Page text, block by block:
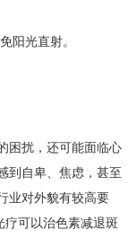
阳光直射。
困扰，还可能面临心
到自卑、焦虑，甚至
业对外貌有较高要
疗可以治色素减退斑